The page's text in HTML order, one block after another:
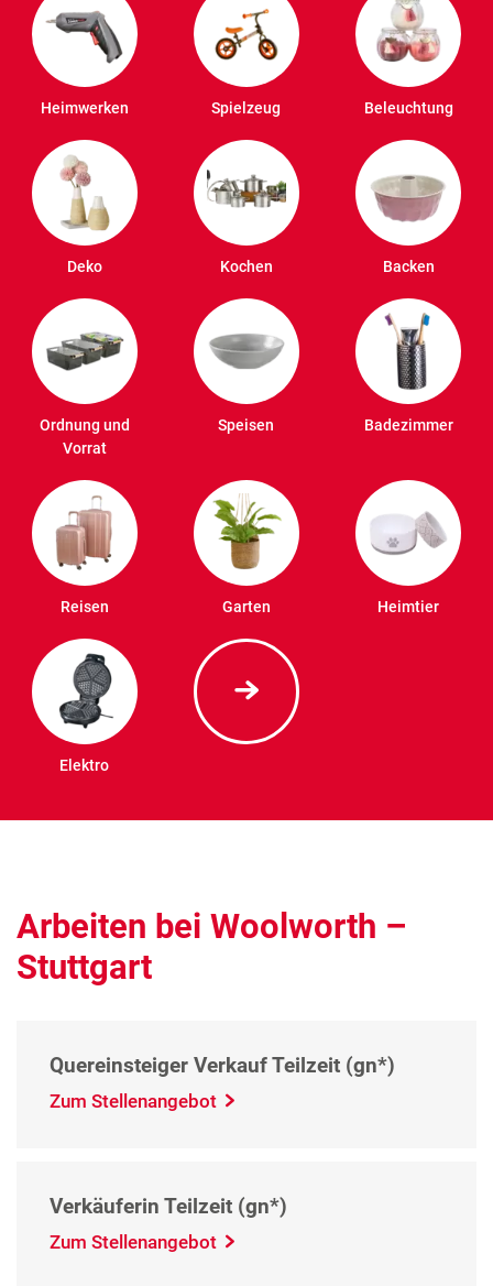
Heimwerken Spielzeug Beleuchtung
Deko Kochen Backen
Ordnung und
Vorrat
Speisen Badezimmer
Reisen Garten Heimtier
Elektro
Arbeiten bei Woolworth –
Stuttgart
Quereinsteiger Verkauf Teilzeit (gn*)
Zum Stellenangebot
Verkäuferin Teilzeit (gn*)
Zum Stellenangebot